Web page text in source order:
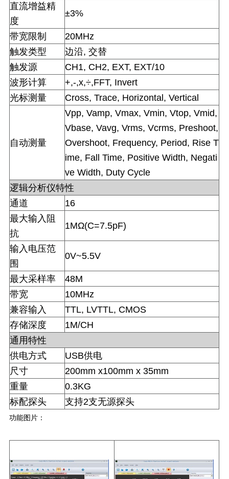
直流增益精
度
±3%
带宽限制
20MHz
触发类型
边沿,交替
触发源
CH1, CH2, EXT, EXT/10
波形计算
+,-,x,÷,FFT, Invert
光标测量
Cross, Trace, Horizontal, Vertical
自动测量
Vpp, Vamp, Vmax, Vmin, Vtop, Vmid,
Vbase, Vavg, Vrms, Vcrms, Preshoot,
Overshoot, Frequency, Period, Rise T
ime, Fall Time, Positive Width, Negati
ve Width, Duty Cycle
逻辑分析仪特性
通道
16
最大输入阻
抗
1MΩ(C=7.5pF)
输入电压范
围
0V~5.5V
最大采样率
48M
带宽
10MHz
兼容输入
TTL, LVTTL, CMOS
存储深度
1M/CH
通用特性
供电方式
USB供电
尺寸
200mm x100mm x 35mm
重量
0.3KG
标配探头
支持2支无源探头
功能图片：